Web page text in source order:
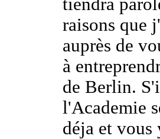
tiendra
raisons que
auprès de
à
de Berlin.
l'Academie
déja et vous